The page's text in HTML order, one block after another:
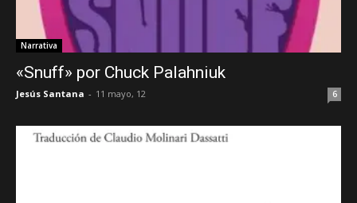
Narrativa
«Snuff» por Chuck Palahniuk
Jesús Santana - 11 mayo, 12 6